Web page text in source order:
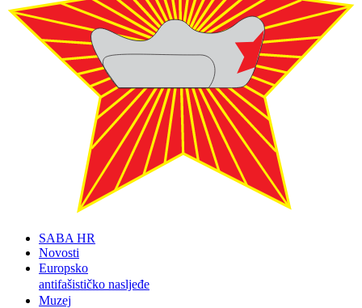
SABA HR
Novosti
Europsko
antifašističko nasljeđe
Muzej